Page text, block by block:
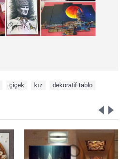
çiçek kız dekoratif tablo